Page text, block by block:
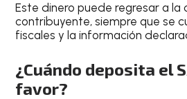
Este dinero puede regresar a la
contribuyente, siempre que se
fiscales y la información
¿Cuándo deposita el
favor?